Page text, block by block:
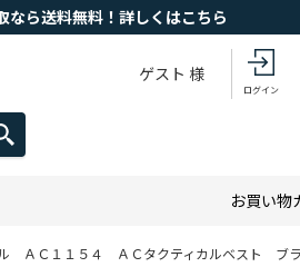
なら送料無料！詳しくはこちら
ゲスト 様
ログイン
お買い物
ＡＣ１１５４ ＡＣタクティカルベスト ブ